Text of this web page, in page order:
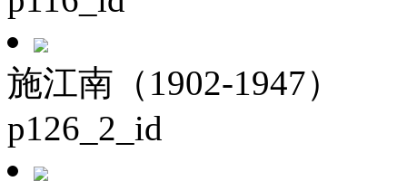
施江南（1902-1947）
p126_2_id